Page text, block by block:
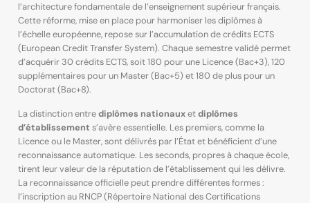
l’architecture fondamentale de l’enseignement supérieur français.
Cette réforme, mise en place pour harmoniser les diplômes à
l’échelle européenne, repose sur l’accumulation de crédits ECTS
(European Credit Transfer System). Chaque semestre validé permet
d’acquérir 30 crédits ECTS, soit 180 pour une Licence (Bac+3), 120
supplémentaires pour un Master (Bac+5) et 180 de plus pour un
Doctorat (Bac+8).
La distinction entrediplômes nationauxetdiplômes
d’établissement s’avère essentielle. Les premiers, comme la
Licence ou le Master, sont délivrés par l’État et bénéficient d’une
reconnaissance automatique. Les seconds, propres à chaque école,
tirent leur valeur de la réputation de l’établissement qui les délivre.
La reconnaissance officielle peut prendre différentes formes :
l’inscription au RNCP (Répertoire National des Certifications